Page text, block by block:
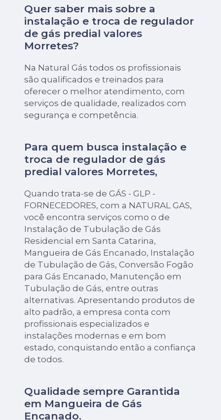
Quer saber mais sobre a
instalação e troca de regulador
de gás predial valores
Morretes?
Na Natural Gás todos os profissionais
são qualificados e treinados para
oferecer o melhor atendimento, com
serviços de qualidade, realizados com
segurança e competência.
Para quem busca instalação e
troca de regulador de gás
predial valores Morretes,
Quando trata-se de GÁS - GLP -
FORNECEDORES, com a NATURAL GAS,
você encontra serviços como o de
Instalação de Tubulação de Gás
Residencial em Santa Catarina,
Mangueira de Gás Encanado, Instalação
de Tubulação de Gás, Conversão Fogão
para Gás Encanado, Manutenção em
Tubulação de Gás, entre outras
alternativas. Apresentando produtos de
alto padrão, a empresa conta com
profissionais especializados e
instalações modernas e em bom
estado, conquistando então a confiança
de todos.
Qualidade sempre Garantida
em Mangueira de Gás
Encanado.